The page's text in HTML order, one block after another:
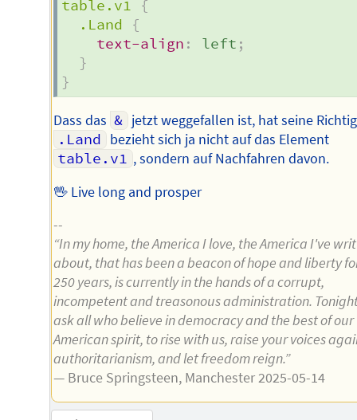
table.v1
{
.Land
{
text-align : left ;
}
}
Dass das & jetzt weggefallen ist, hat seine
.Land bezieht sich ja nicht auf das Element
table.v1 , sondern auf Nachfahren davon.
🖖 Live long and prosper
--
“In my home, the America I love, the America I've
about, that has been a beacon of hope and liberty
250 years, is currently in the hands of a corrupt,
incompetent and treasonous administration.
ask all who believe in democracy and the best of our
American spirit, to rise with us, raise your voices
authoritarianism, and let freedom reign.”
— Bruce Springsteen, Manchester 2025-05-14